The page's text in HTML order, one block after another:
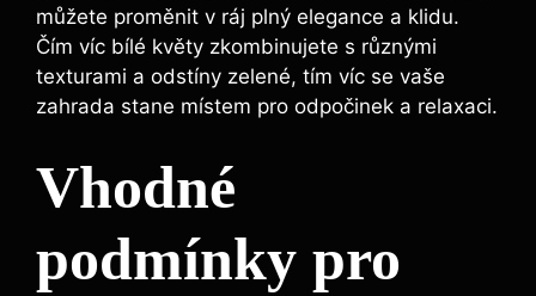
můžete proměnit v ráj ⁢plný elegance a klidu.
Čím víc ⁣bílé ⁤květy⁤ zkombinujete ‌s různými
texturami a‍ odstíny zelené, tím ⁤víc se vaše
zahrada stane místem pro odpočinek a relaxaci.
Vhodné
podmínky pro